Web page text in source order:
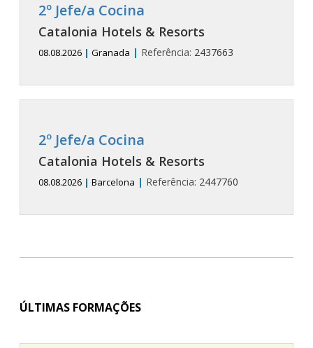
2º Jefe/a Cocina
Catalonia Hotels & Resorts
08.08.2026 | Granada | Referência: 2437663
2º Jefe/a Cocina
Catalonia Hotels & Resorts
08.08.2026 | Barcelona | Referência: 2447760
ÚLTIMAS FORMAÇÕES